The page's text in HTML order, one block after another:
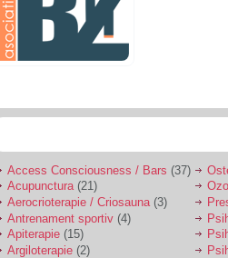
De 4 ani am o relatie
serioasa cu un barbat
sa se manifeste o
Ma aflu aici pentru ca
vreau sa stiu daca am
nevoie de un psiholog
sau psihiatru.
Access Consciousness / Bars (37)
Acupunctura(21)
Aerocrioterapie / Criosauna (3)
Antrenament sportiv (4)
Apiterapie (15)
Argiloterapie (2)